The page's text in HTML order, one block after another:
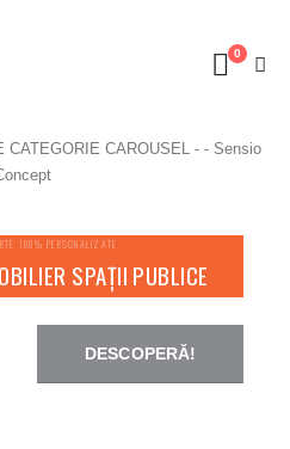
0
100% PERSONALIZATE
SPAȚII PUBLICE
DESCOPERĂ!